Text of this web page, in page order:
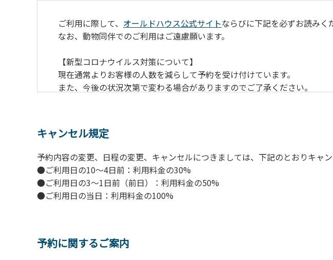
ご利用に際して、 オールドハウス公式サイトならびに下記を必ずお読みく
なお、動物同伴でのご利用はご遠慮願います。
【新型コロナウイルス対策について】
現在通常よりお客様の人数を減らして予約を受け付けています。
また、今後の状況次第で変わる場合がありますのでご了承ください。
・お食事は席数を減らしソーシャルディスタンスを確保してのお食事。
・お食事は18時と19時の2回に分けて行います。（ご希望の時間がある方
・スタッフはマスクをして接客。
・玄関、食堂に手指の消毒スプレーを設置。
・チェックイン時の体温測定。
・定期的な施設の消毒。
・スタッフの体調管理、健康チェックの徹底。
※食事中は窓を開けて換気をさせていただく場合がございます。また、山
キャンセル規定
予約内容の変更、日程の変更、キャンセルにつきましては、下記のとおりキャン
●ご利用日の10～4日前：利用料金の30%
●ご利用日の3～1日前（前日）：利用料金の50%
●ご利用日の当日：利用料金の100%
予約に関するご案内